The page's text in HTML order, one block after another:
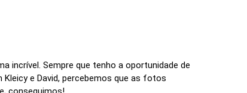
incrível. Sempre que tenho a oportunidade de
e David, percebemos que as fotos